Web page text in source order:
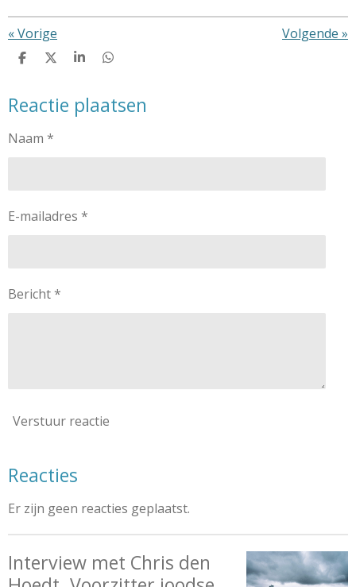
«Vorige Volgende »
D
e
n
D
l
S
r
e
D
e
n
Reactie plaatsen
Naam *
E-mailadres *
Bericht *
Verstuur reactie
Reacties
Er zijn geen reacties geplaatst.
Interview met Chris den